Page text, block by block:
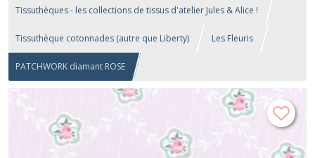
Tissuthèques - les collections de tissus d'atelier Jules & Alice !
Tissuthèque cotonnades (autre que Liberty) Les Fleuris
PATCHWORK diamant ROSE